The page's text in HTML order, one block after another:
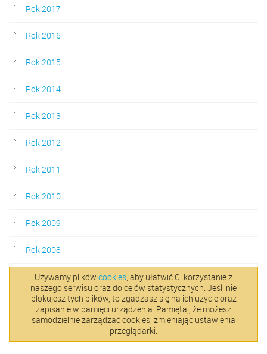
Rok 2017
Rok 2016
Rok 2015
Rok 2014
Rok 2013
Rok 2012
Rok 2011
Rok 2010
Rok 2009
Rok 2008
Używamy plików cookies, aby ułatwić Ci korzystanie z
naszego serwisu oraz do celów statystycznych. Jeśli nie
blokujesz tych plików, to zgadzasz się na ich użycie oraz
zapisanie w pamięci urządzenia. Pamiętaj, że możesz
samodzielnie zarządzać cookies, zmieniając ustawienia
przeglądarki.